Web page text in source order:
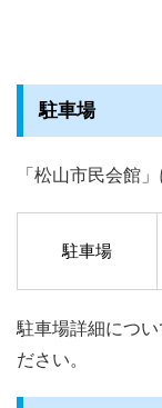
駐車場
「松山市民会館」
駐車場
駐車場詳細につい
ださい。